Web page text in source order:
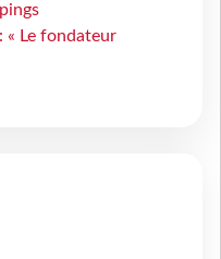
« Le fondateur